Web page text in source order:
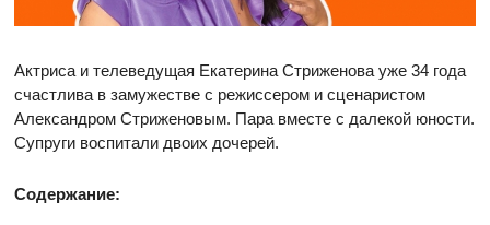
Актриса и телеведущая Екатерина Стриженова уже 34 года
счастлива в замужестве с режиссером и сценаристом
Александром Стриженовым. Пара вместе с далекой юности.
Супруги воспитали двоих дочерей.
Содержание: